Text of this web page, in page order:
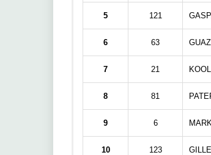
5 121
6 63
7 21
8 81
9 6
10 123